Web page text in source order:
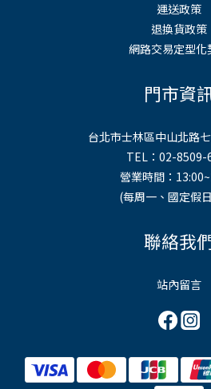
運送政策
退換貨政策
網路交易定型化
門市資
台北市士林區中山北路
TEL：02-8509-
營業時間：
(每周一、國定假
聯絡我
站內留言